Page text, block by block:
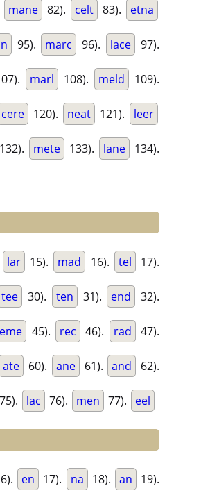
mane 82). celt 83). etna
95). marc 96). lace 97).
marl 108). meld 109).
cere 120). neat 121). leer
132). mete 133). lane 134).
lar 15). mad 16). tel 17).
tee 30). ten 31). end 32).
eme 45). rec 46). rad 47).
ate 60). ane 61). and 62).
75). lac 76). men 77). eel
en 17). na 18). an 19).